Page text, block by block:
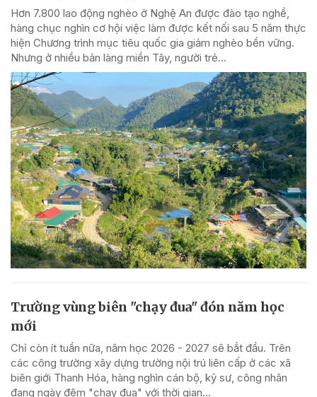
Hơn 7.800 lao động nghèo ở Nghệ An được đào tạo nghề,
hàng chục nghìn cơ hội việc làm được kết nối sau 5 năm thực
hiện Chương trình mục tiêu quốc gia giảm nghèo bền vững.
Nhưng ở nhiều bản làng miền Tây, người trẻ...
Trường vùng biên "chạy đua" đón năm học
mới
Chỉ còn ít tuần nữa, năm học 2026 - 2027 sẽ bắt đầu. Trên
các công trường xây dựng trường nội trú liên cấp ở các xã
biên giới Thanh Hóa, hàng nghìn cán bộ, kỹ sư, công nhân
đang ngày đêm "chạy đua" với thời gian...